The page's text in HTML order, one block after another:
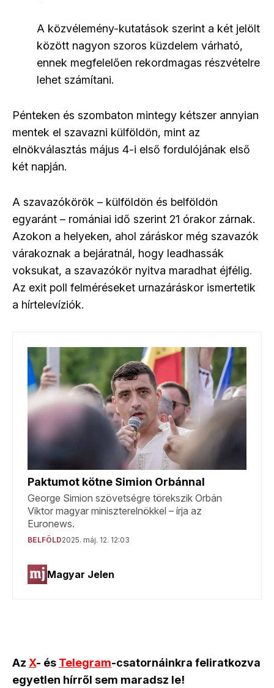
A közvélemény-kutatások szerint a két jelölt
között nagyon szoros küzdelem várható,
ennek megfelelően rekordmagas részvételre
lehet számítani.
Pénteken és szombaton mintegy kétszer annyian
mentek el szavazni külföldön, mint az
elnökválasztás május 4-i első fordulójának első
két napján.
A szavazókörök – külföldön és belföldön
egyaránt – romániai idő szerint 21 órakor zárnak.
Azokon a helyeken, ahol záráskor még szavazók
várakoznak a bejáratnál, hogy leadhassák
voksukat, a szavazókör nyitva maradhat éjfélig.
Az exit poll felméréseket urnazáráskor ismertetik
a hírtelevíziók.
Az X- és Telegram-csatornáinkra feliratkozva
egyetlen hírről sem maradsz le!